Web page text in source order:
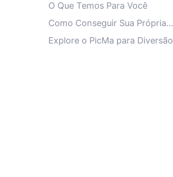
PicMa Este Ano
O Que Temos Para Você
Como Conseguir Sua Própria
Aparência de Halloween
Explore o PicMa para Diversão